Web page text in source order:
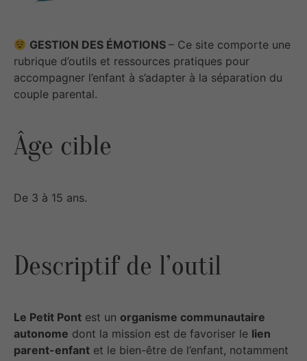
GESTION DES ÉMOTIONS– Ce site comporte une
rubrique d’outils et ressources pratiques pour
accompagner l’enfant à s’adapter à la séparation du
couple parental.
Âge cible
De 3 à 15 ans.
Descriptif de l’outil
Le Petit Pont est un organisme communautaire
autonome dont la mission est de favoriser le lien
parent-enfant et le bien-être de l’enfant, notamment